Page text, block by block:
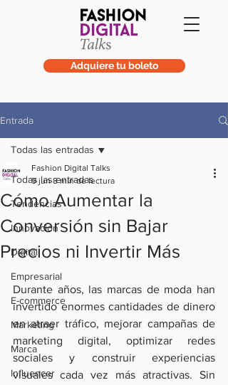
Adquiere tu boleto
Entrada
Todas las entradas
Tendencias
Innovación
Digital
Empresarial
E-commerce
Marketing
Marca
Influencer
Todas las entradas
Cómo Aumentar la
Conversión sin Bajar
Precios ni Invertir Más
Fashion Digital Talks
9 jun 8 min de lectura
Durante años, las marcas de moda han
invertido enormes cantidades de dinero
en atraer tráfico, mejorar campañas de
marketing digital, optimizar redes
sociales y construir experiencias
visuales cada vez más atractivas. Sin